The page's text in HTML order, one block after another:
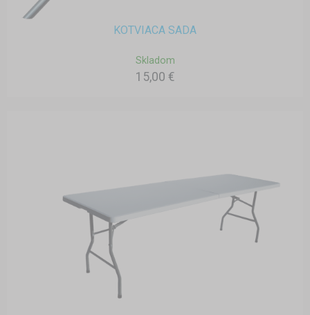
KOTVIACA SADA
Skladom
15,00 €